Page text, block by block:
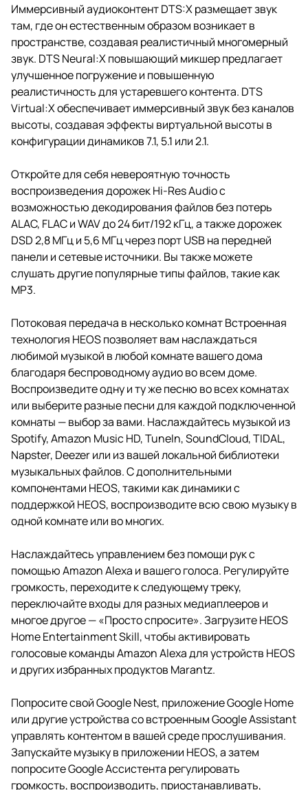
Иммерсивный аудиоконтент DTS:X размещает звук
там, где он естественным образом возникает в
пространстве, создавая реалистичный многомерный
звук. DTS Neural:X повышающий микшер предлагает
улучшенное погружение и повышенную
реалистичность для устаревшего контента. DTS
Virtual:X обеспечивает иммерсивный звук без каналов
высоты, создавая эффекты виртуальной высоты в
конфигурации динамиков 7.1, 5.1 или 2.1.
Откройте для себя невероятную точность
воспроизведения дорожек Hi-Res Audio с
возможностью декодирования файлов без потерь
ALAC, FLAC и WAV до 24 бит/192 кГц, а также дорожек
DSD 2,8 МГц и 5,6 МГц через порт USB на передней
панели и сетевые источники. Вы также можете
слушать другие популярные типы файлов, такие как
MP3.
Потоковая передача в несколько комнат Встроенная
технология HEOS позволяет вам наслаждаться
любимой музыкой в ​​любой комнате вашего дома
благодаря беспроводному аудио во всем доме.
Воспроизведите одну и ту же песню во всех комнатах
или выберите разные песни для каждой подключенной
комнаты — выбор за вами. Наслаждайтесь музыкой из
Spotify, Amazon Music HD, TuneIn, SoundCloud, TIDAL,
Napster, Deezer или из вашей локальной библиотеки
музыкальных файлов. С дополнительными
компонентами HEOS, такими как динамики с
поддержкой HEOS, воспроизводите всю свою музыку в
одной комнате или во многих.
Наслаждайтесь управлением без помощи рук с
помощью Amazon Alexa и вашего голоса. Регулируйте
громкость, переходите к следующему треку,
переключайте входы для разных медиаплееров и
многое другое — «Просто спросите». Загрузите HEOS
Home Entertainment Skill, чтобы активировать
голосовые команды Amazon Alexa для устройств HEOS
и других избранных продуктов Marantz.
Попросите свой Google Nest, приложение Google Home
или другие устройства со встроенным Google Assistant
управлять контентом в вашей среде прослушивания.
Запускайте музыку в приложении HEOS, а затем
попросите Google Ассистента регулировать
громкость, воспроизводить, приостанавливать,